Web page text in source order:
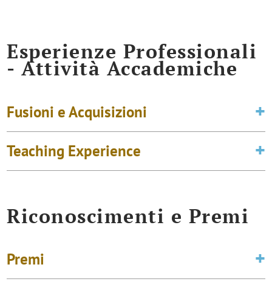
Esperienze Professionali
- Attività Accademiche
Fusioni e Acquisizioni
Teaching Experience
Riconoscimenti e Premi
Premi